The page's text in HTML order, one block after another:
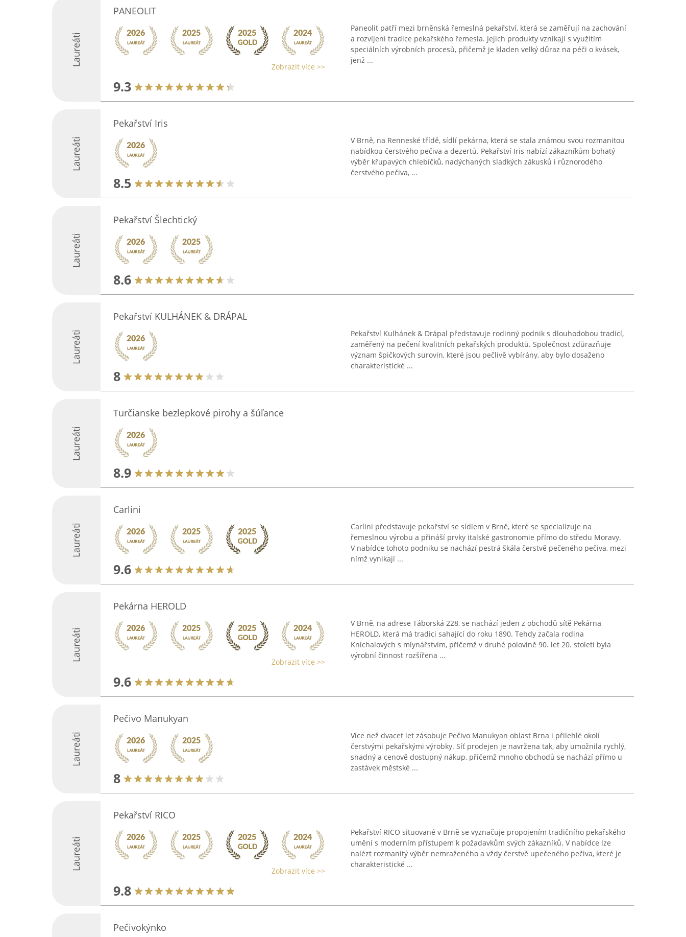
Laureáti
PANEOLIT
Zobrazit více >>
9.3
Paneolit patří mezi brněnská řemeslná pekařství, která se zaměřují na zachování
a rozvíjení tradice pekařského řemesla. Jejich produkty vznikají s využitím
speciálních výrobních procesů, přičemž je kladen velký důraz na péči o kvásek,
jenž ...
Laureáti
Pekařství Iris
8.5
V Brně, na Renneské třídě, sídlí pekárna, která se stala známou svou rozmanitou
nabídkou čerstvého pečiva a dezertů. Pekařství Iris nabízí zákazníkům bohatý
výběr křupavých chlebíčků, nadýchaných sladkých zákusků i různorodého
čerstvého pečiva, ...
Laureáti
Pekařství Šlechtický
8.6
Laureáti
Pekařství KULHÁNEK & DRÁPAL
8
Pekařství Kulhánek & Drápal představuje rodinný podnik s dlouhodobou tradicí,
zaměřený na pečení kvalitních pekařských produktů. Společnost zdůrazňuje
význam špičkových surovin, které jsou pečlivě vybírány, aby bylo dosaženo
charakteristické ...
Laureáti
Turčianske bezlepkové pirohy a šúľance
8.9
Laureáti
Carlini
9.6
Carlini představuje pekařství se sídlem v Brně, které se specializuje na
řemeslnou výrobu a přináší prvky italské gastronomie přímo do středu Moravy.
V nabídce tohoto podniku se nachází pestrá škála čerstvě pečeného pečiva, mezi
nímž vynikají ...
Laureáti
Pekárna HEROLD
Zobrazit více >>
9.6
V Brně, na adrese Táborská 228, se nachází jeden z obchodů sítě Pekárna
HEROLD, která má tradici sahající do roku 1890. Tehdy začala rodina
Knichalových s mlynářstvím, přičemž v druhé polovině 90. let 20. století byla
výrobní činnost rozšířena ...
Laureáti
Pečivo Manukyan
8
Více než dvacet let zásobuje Pečivo Manukyan oblast Brna i přilehlé okolí
čerstvými pekařskými výrobky. Síť prodejen je navržena tak, aby umožnila rychlý,
snadný a cenově dostupný nákup, přičemž mnoho obchodů se nachází přímo u
zastávek městské ...
Laureáti
Pekařství RICO
Zobrazit více >>
9.8
Pekařství RICO situované v Brně se vyznačuje propojením tradičního pekařského
umění s moderním přístupem k požadavkům svých zákazníků. V nabídce lze
nalézt rozmanitý výběr nemraženého a vždy čerstvě upečeného pečiva, které je
charakteristické ...
Pečivokýnko